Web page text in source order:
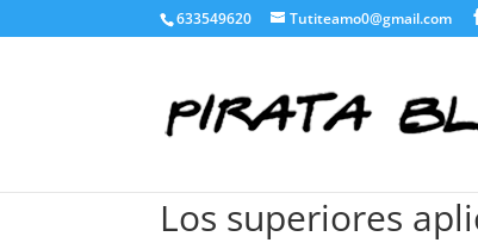
633549620 Tutiteamo0@gmail.com
Los superiores